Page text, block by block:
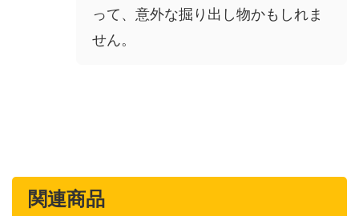
って、意外な掘り出し物かもしれま
せん。
関連商品